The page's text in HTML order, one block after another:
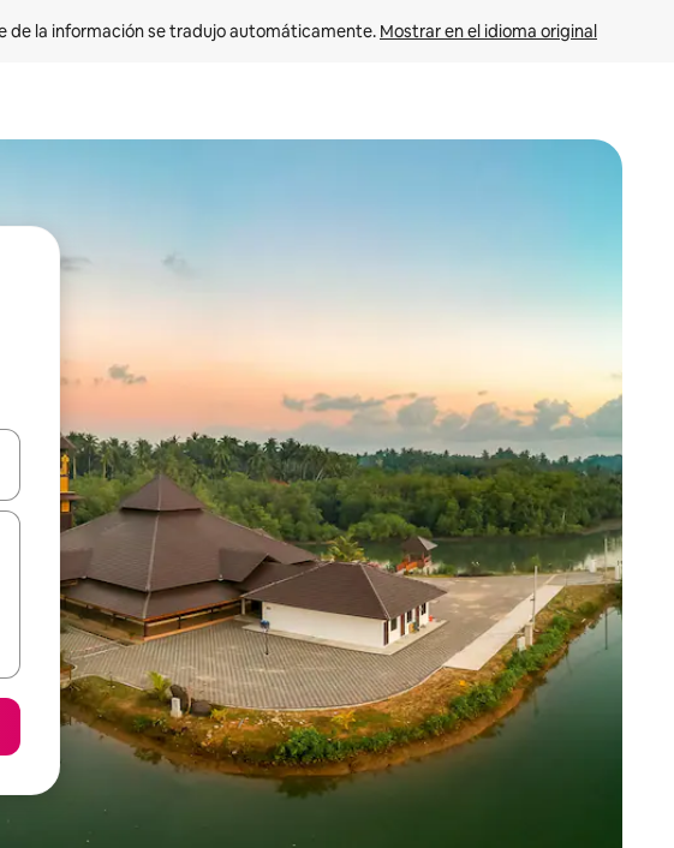
de la información se tradujo automáticamente. Mostrar en el idioma original
las teclas de flecha hacia arriba y hacia abajo o explora con el tacto o desliza el dedo.